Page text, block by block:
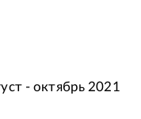
- октябрь 2021